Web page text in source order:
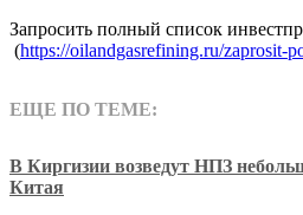
Запросить полный список
(https://oilandgasrefining.ru/zaprosit-
ЕЩЕ ПО ТЕМЕ:
В Киргизии возведут НПЗ
Китая